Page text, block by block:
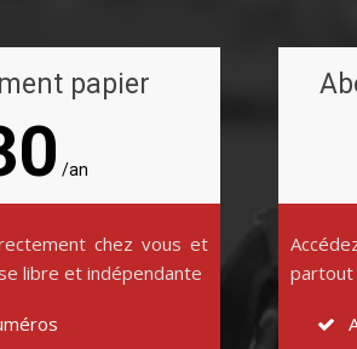
papier
/an
chez vous et
libre et indépendante
partout